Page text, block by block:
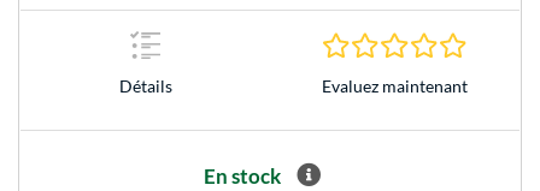
Détails Evaluez maintenant
En stock